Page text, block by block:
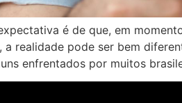
é de que, em
a realidade pode ser bem
enfrentados por muitos